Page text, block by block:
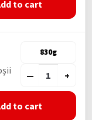
to cart
830g
— +
to cart